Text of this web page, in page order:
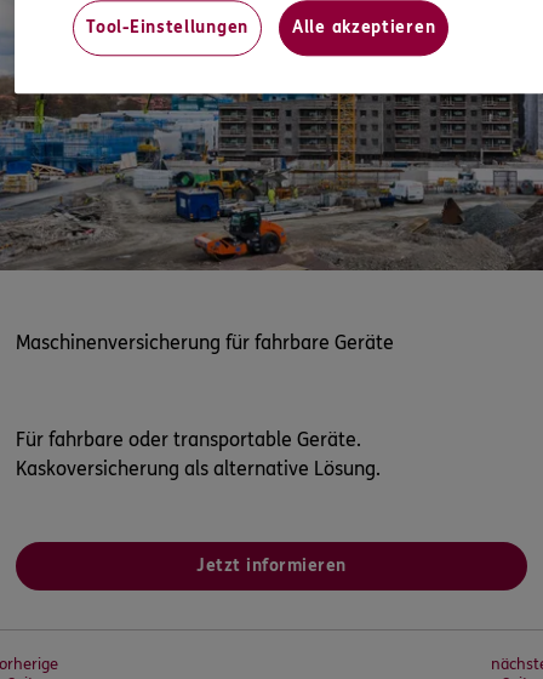
Maschinenversicherung für fahrbare Geräte
Für fahrbare oder transportable Geräte.
Kaskoversicherung als alternative Lösung.
Jetzt informieren
Tool-Einstellungen Alle akzeptieren